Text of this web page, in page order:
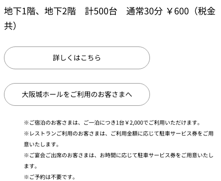
地下1階、地下2階 計500台 通常30分 ￥600（税金
共）
詳しくはこちら
大阪城ホールをご利用のお客さまへ
ご宿泊のお客さまは、ご一泊につき1台￥2,000でご利用いただけます。
レストランご利用のお客さまは、ご利用金額に応じて駐車サービス券をご用
意いたします。
ご宴会ご出席のお客さまは、お時間に応じて駐車サービス券をご用意いたし
ます。
ご予約は不要です。